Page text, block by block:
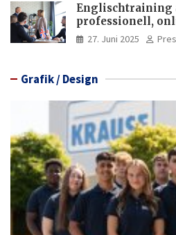
Englischtraining
professionell,
27. Juni 2025
Grafik / Design